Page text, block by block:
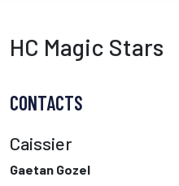
HC Magic Stars
CONTACTS
Caissier
Gaetan Gozel